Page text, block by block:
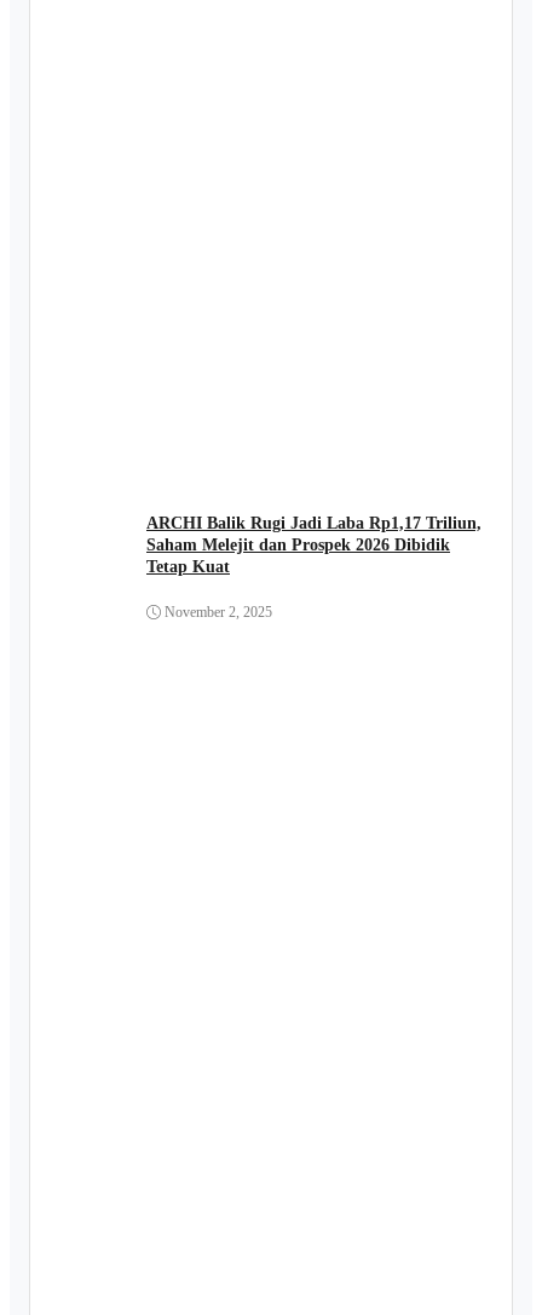
ARCHI Balik Rugi Jadi Laba Rp1,17 Triliun,
Saham Melejit dan Prospek 2026 Dibidik
Tetap Kuat
November 2, 2025